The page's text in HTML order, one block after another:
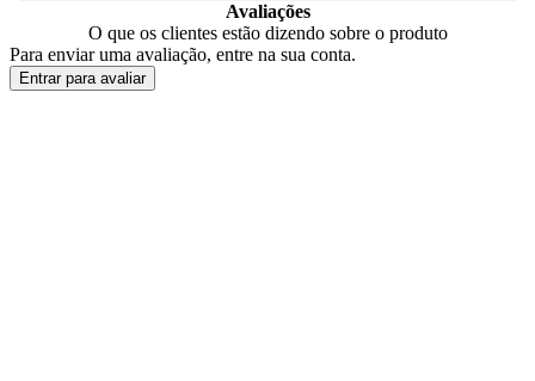
Avaliações
O que os clientes estão dizendo sobre o produto
Para enviar uma avaliação, entre na sua conta.
Entrar para avaliar